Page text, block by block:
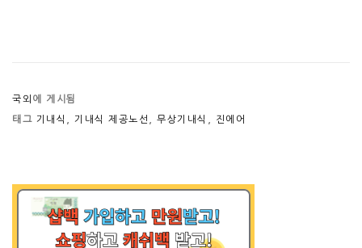
국외 에 게시됨
태그 기내식 기내식 제공노선 무상기내식 진에어